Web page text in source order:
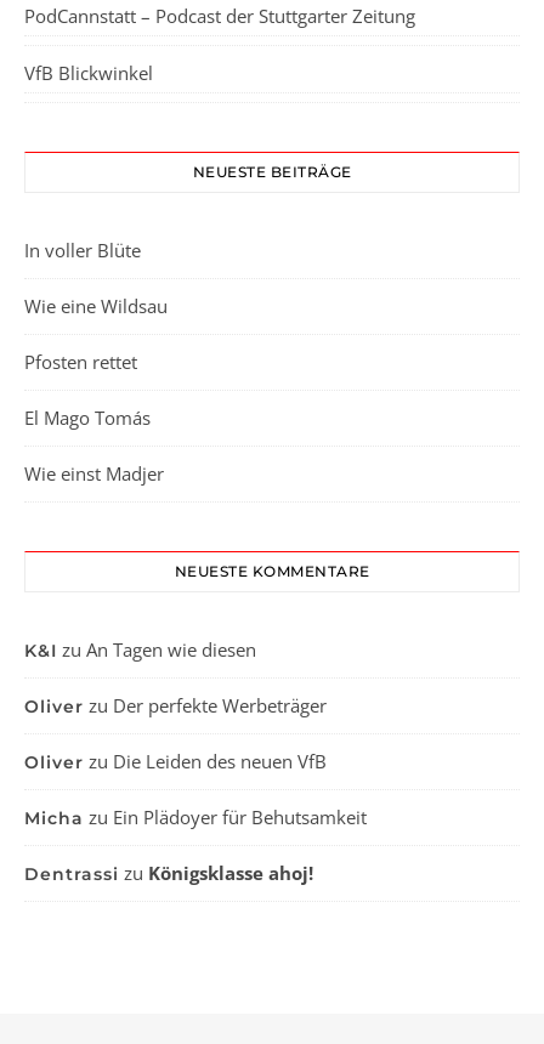
PodCannstatt – Podcast der Stuttgarter Zeitung
VfB Blickwinkel
NEUESTE BEITRÄGE
In voller Blüte
Wie eine Wildsau
Pfosten rettet
El Mago Tomás
Wie einst Madjer
NEUESTE KOMMENTARE
K&I zu An Tagen wie diesen
Oliver zu Der perfekte Werbeträger
Oliver zu Die Leiden des neuen VfB
Micha zu Ein Plädoyer für Behutsamkeit
Dentrassi zu Königsklasse ahoj!